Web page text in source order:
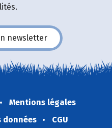
newsletter
Mentions légales
données
CGU